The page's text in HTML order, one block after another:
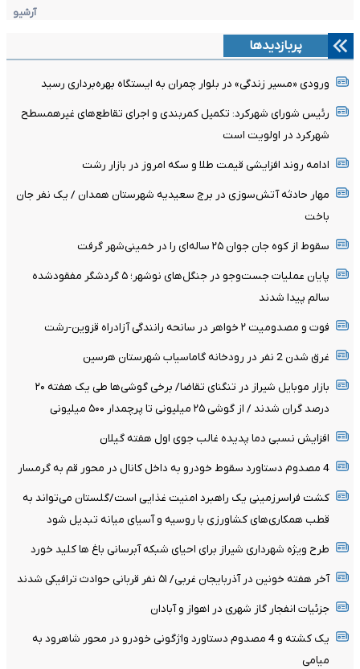
آرشیو
پربازدیدها
ورودی «مسیر زندگی» در بلوار چمران به ایستگاه بهره‌برداری رسید
رئیس شورای شهرکرد: تکمیل کمربندی و اجرای تقاطع‌های غیرهمسطح
شهرکرد در اولویت است
ادامه روند افزایشی قیمت طلا و سکه امروز در بازار رشت
مهار حادثه آتش‌سوزی در برج سعیدیه شهرستان همدان / یک نفر جان
باخت
سقوط از کوه جان جوان ۲۵ ساله‌ای را در خمینی‌شهر گرفت
پایان عملیات جست‌وجو در جنگل‌های نوشهر؛ ۵ گردشگر مفقودشده
سالم پیدا شدند
فوت و مصدومیت ۲ خواهر در سانحه رانندگی آزادراه قزوین-رشت
غرق شدن 2 نفر در رودخانه گاماسیاب شهرستان هرسین
بازار موبایل شیراز در تنگنای تقاضا/ برخی گوشی‌ها طی یک هفته ۲۰
درصد گران شدند / از گوشی ۲۵ میلیونی تا پرچمدار ۵۰۰ میلیونی
افزایش نسبی دما پدیده غالب جوی اول هفته گیلان
4 مصدوم دستاورد سقوط خودرو به داخل کانال در محور قم به گرمسار
کشت فراسرزمینی یک راهبرد امنیت غذایی است/گلستان می‌تواند به
قطب همکاری‌های کشاورزی با روسیه و آسیای میانه تبدیل شود
طرح ویژه شهرداری شیراز برای احیای شبکه آبرسانی باغ ها کلید خورد
آخر هفته خونین در آذربایجان غربی/ ۵۱ نفر قربانی حوادث ترافیکی شدند
جزئیات انفجار گاز شهری در اهواز و آبادان
یک کشته و 4 مصدوم دستاورد واژگونی خودرو در محور شاهرود به
میامی